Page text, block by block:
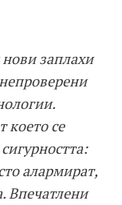
заплахи
което се
алармират,
Впечатлени